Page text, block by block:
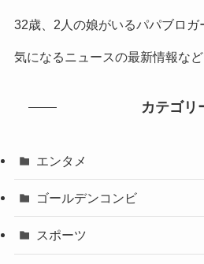
32歳、2人の娘がいるパパブロガ
気になるニュースの最新情報な
カテゴリ
エンタメ
ゴールデンコンビ
スポーツ